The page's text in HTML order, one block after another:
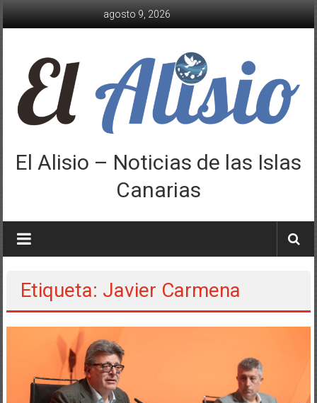
agosto 9, 2026
El Alisio – Noticias de las Islas
Canarias
Etiqueta: Javier Carmena